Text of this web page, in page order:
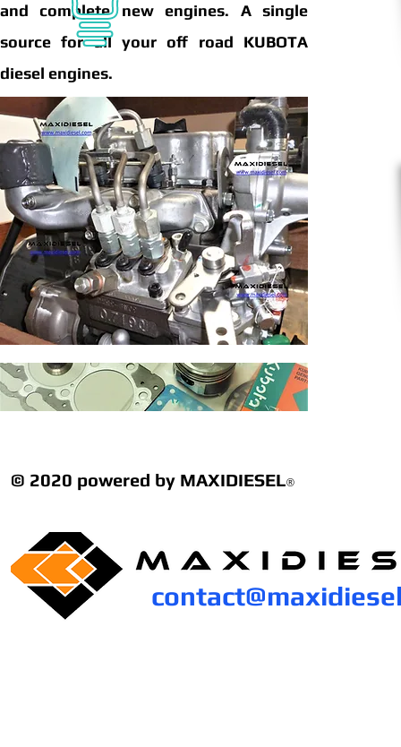
and complete new engines. A single
source for all your off road KUBOTA
diesel engines.
© 2020 powered by MAXIDIESEL®